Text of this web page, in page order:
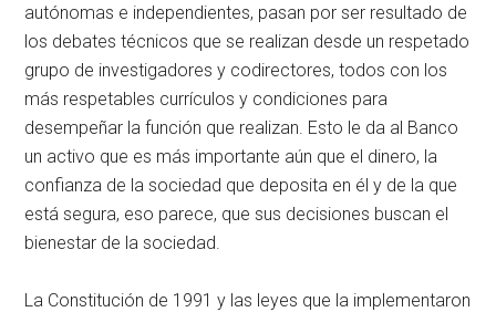
autónomas e independientes, pasan por ser resultado de
los debates técnicos que se realizan desde un respetado
grupo de investigadores y codirectores, todos con los
más respetables currículos y condiciones para
desempeñar la función que realizan. Esto le da al Banco
un activo que es más importante aún que el dinero, la
confianza de la sociedad que deposita en él y de la que
está segura, eso parece, que sus decisiones buscan el
bienestar de la sociedad.
La Constitución de 1991 y las leyes que la implementaron